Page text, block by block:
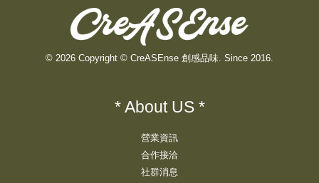
© 2026 Copyright © CreASEnse 創感品味. Since 2016.
* About US *
營業資訊
合作接洽
社群消息